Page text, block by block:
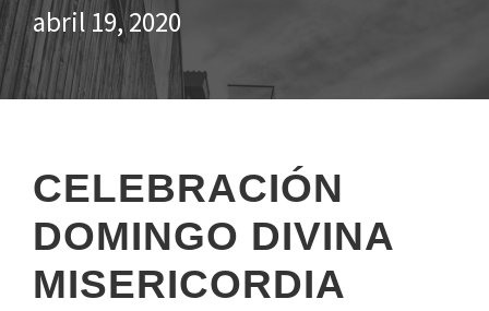
abril 19, 2020
CELEBRACIÓN
DOMINGO DIVINA
MISERICORDIA